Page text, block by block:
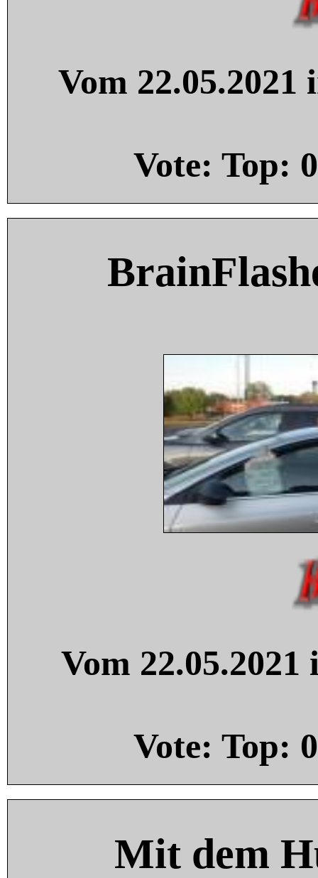
Vom
Vote: Top: 0
Vom
Vote: Top: 0
Mit dem